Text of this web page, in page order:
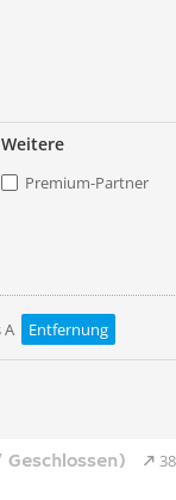
Weitere
Premium-Partner
A Entfernung